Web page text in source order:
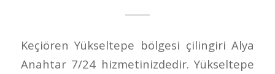
Keçiören Yükseltepe bölgesi çilingiri Alya
Anahtar 7/24 hizmetinizdedir. Yükseltepe